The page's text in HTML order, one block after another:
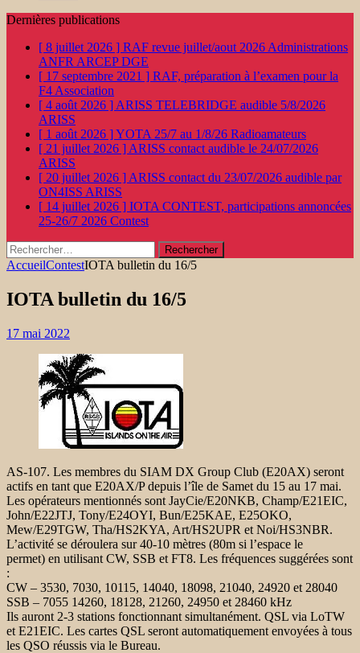
Dernières publications
[ 8 juillet 2026 ] RAF revue juillet/aout 2026 Administrations
ANFR ARCEP DGE
[ 17 septembre 2021 ] RAF, préparation à l’examen pour la
F4 Association
[ 4 août 2026 ] ARISS TELEBRIDGE audible 5/8/2026
ARISS
[ 1 août 2026 ]YOTA 25/7 au 1/8/26 Radioamateurs
[ 21 juillet 2026 ] ARISS contact audible le 24/07/2026
ARISS
[ 20 juillet 2026 ] ARISS contact du 23/07/2026 audible par
ON4ISS ARISS
[ 14 juillet 2026 ] IOTA CONTEST, participations annoncées
25-26/7 2026 Contest
Rechercher :
AccueilContestIOTA bulletin du 16/5
IOTA bulletin du 16/5
17 mai 2022
AS-107. Les membres du SIAM DX Group Club (E20AX) seront
actifs en tant que E20AX/P depuis l’île de Samet du 15 au 17 mai.
Les opérateurs mentionnés sont JayCie/E20NKB, Champ/E21EIC,
John/E22JTJ, Tony/E24OYI, Bun/E25KAE, E25OKO,
Mew/E29TGW, Tha/HS2KYA, Art/HS2UPR et Noi/HS3NBR.
L’activité se déroulera sur 40-10 mètres (80m si l’espace le
permet) en utilisant CW, SSB et FT8. Les fréquences suggérées sont
:
CW – 3530, 7030, 10115, 14040, 18098, 21040, 24920 et 28040
SSB – 7055 14260, 18128, 21260, 24950 et 28460 kHz
Ils auront 2-3 stations fonctionnant simultanément. QSL via LoTW
et E21EIC. Les cartes QSL seront automatiquement envoyées à tous
les QSO réussis via le Bureau.